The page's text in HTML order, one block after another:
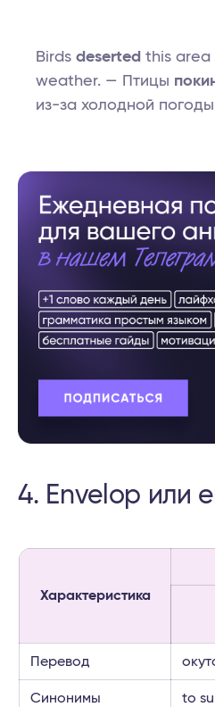
Birds deserted this area
weather. — Птицы
из-за холодной
4. Envelop или
Характеристика
Перевод
Синонимы to